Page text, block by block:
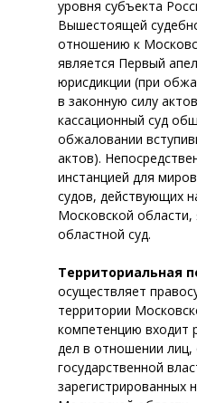
уровня субъекта
Вышестоящей
отношению к
является Первый
юрисдикции (при
в законную силу
кассационный суд
обжаловании
актов).
инстанцией для
судов, действующих
Московской области,
областной суд.
Территориальная
осуществляет
территории
компетенцию входит
дел в отношении лиц,
государственной
зарегистрированных